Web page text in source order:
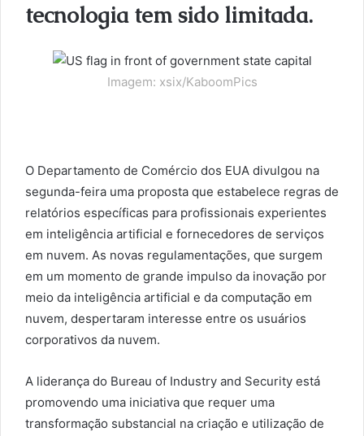
tecnologia tem sido limitada.
Imagem: xsix/KaboomPics
O Departamento de Comércio dos EUA divulgou na
segunda-feira uma proposta que estabelece regras de
relatórios específicas para profissionais experientes
em inteligência artificial e fornecedores de serviços
em nuvem. As novas regulamentações, que surgem
em um momento de grande impulso da inovação por
meio da inteligência artificial e da computação em
nuvem, despertaram interesse entre os usuários
corporativos da nuvem.
A liderança do Bureau of Industry and Security está
promovendo uma iniciativa que requer uma
transformação substancial na criação e utilização de